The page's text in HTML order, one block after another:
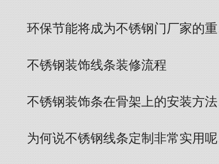
环保节能将成为不锈钢门厂家的
不锈钢装饰线条装修流程
不锈钢装饰条在骨架上的安装方
为何说不锈钢线条定制非常实用